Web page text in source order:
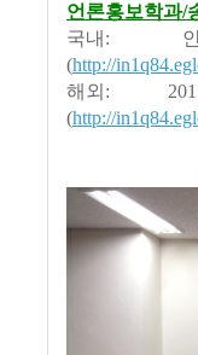
언론홍보학과/
국내: 안
(http://
해외:
(http://